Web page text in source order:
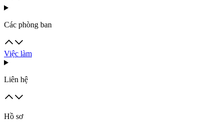
Các phòng ban
Việc làm
Liên hệ
Hồ sơ